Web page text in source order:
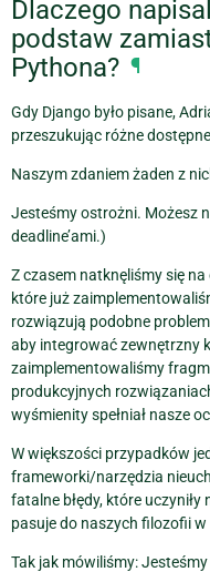
Dlaczego
podstaw
Pythona? ¶
Gdy Django było pisane,
przeszukując różne
Naszym zdaniem żaden z
Jesteśmy ostrożni. Możesz
deadline’ami.)
Z czasem natknęliśmy się
które już
rozwiązują podobne
aby integrować zewnętrzny
zaimplementowaliśmy
produkcyjnych
wyśmienity spełniał nasze
W większości przypadków
frameworki/narzędzia
fatalne błędy, które
pasuje do naszych filozofii w
Tak jak mówiliśmy: